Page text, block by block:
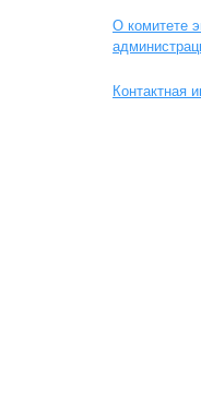
О комитете
Контактная